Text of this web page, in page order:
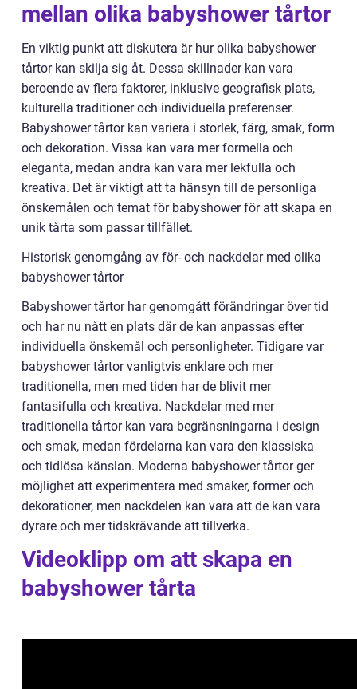
mellan olika babyshower tårtor
En viktig punkt att diskutera är hur olika babyshower
tårtor kan skilja sig åt. Dessa skillnader kan vara
beroende av flera faktorer, inklusive geografisk plats,
kulturella traditioner och individuella preferenser.
Babyshower tårtor kan variera i storlek, färg, smak, form
och dekoration. Vissa kan vara mer formella och
eleganta, medan andra kan vara mer lekfulla och
kreativa. Det är viktigt att ta hänsyn till de personliga
önskemålen och temat för babyshower för att skapa en
unik tårta som passar tillfället.
Historisk genomgång av för- och nackdelar med olika
babyshower tårtor
Babyshower tårtor har genomgått förändringar över tid
och har nu nått en plats där de kan anpassas efter
individuella önskemål och personligheter. Tidigare var
babyshower tårtor vanligtvis enklare och mer
traditionella, men med tiden har de blivit mer
fantasifulla och kreativa. Nackdelar med mer
traditionella tårtor kan vara begränsningarna i design
och smak, medan fördelarna kan vara den klassiska
och tidlösa känslan. Moderna babyshower tårtor ger
möjlighet att experimentera med smaker, former och
dekorationer, men nackdelen kan vara att de kan vara
dyrare och mer tidskrävande att tillverka.
Videoklipp om att skapa en
babyshower tårta